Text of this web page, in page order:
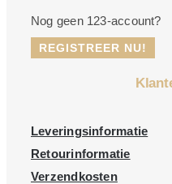
Nog geen 123-account?
REGISTREER NU!
Leveringsinformatie
Retourinformatie
Verzendkosten